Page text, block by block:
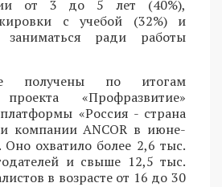
от 3 до 5 лет (40%),
с учебой (32%) и
заниматься ради работы
получены по итогам
«Профразвитие»
«Россия - страна
компании ANCOR в июне-
охватило более 2,6 тыс.
и свыше 12,5 тыс.
в возрасте от 16 до 30